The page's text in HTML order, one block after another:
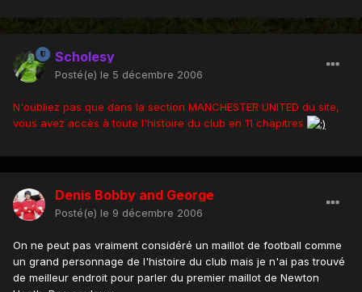
Scholesy
Posté(e) le 5 décembre 2006
N'oubliez pas que dans la section MANCHESTER UNITED du site,
vous avez accès à toute l'histoire du club en 11 chapitres
Denis Bobby and George
Posté(e) le 9 décembre 2006
On ne peut pas vraiment considéré un maillot de football comme
un grand personnage de l'histoire du club mais je n'ai pas trouvé
de meilleur endroit pour parler du premier maillot de Newton